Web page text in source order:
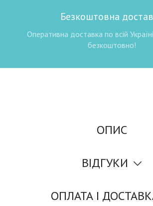
Безкоштовна
Оперативна доставка по всій
безкоштовно!
ОПИС
ВІДГУКИ
ОПЛАТА І